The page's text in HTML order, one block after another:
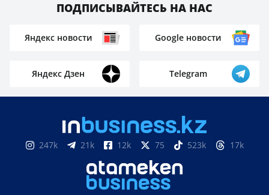
ПОДПИСЫВАЙТЕСЬ НА НАС
Яндекс новости Google новости
Яндекс Дзен Telegram
247k 21k 12k 75 523k 17k